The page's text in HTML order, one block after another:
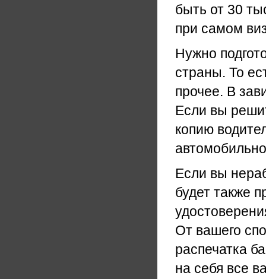
быть от 30
при самом
Нужно
страны. То
прочее. В
Если вы
копию
Если вы
будет также
От вашего
распечатка
на себя все